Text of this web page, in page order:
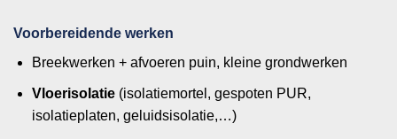
Voorbereidende werken
Breekwerken + afvoeren puin, kleine grondwerken
Vloerisolatie(isolatiemortel, gespoten PUR,
isolatieplaten, geluidsisolatie,…)